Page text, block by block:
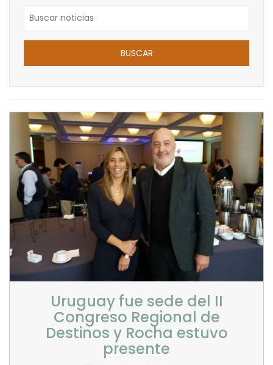
BUSCAR
Uruguay fue sede del II
Congreso Regional de
Destinos y Rocha estuvo
presente